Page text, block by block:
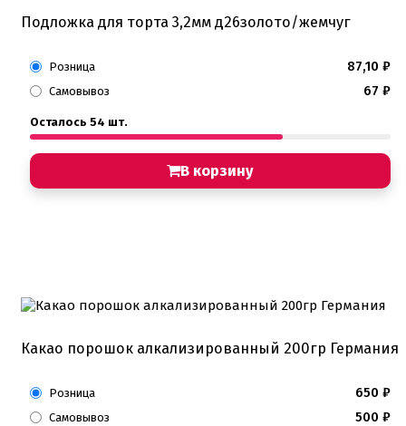
Подложка для торта 3,2мм д26золото/жемчуг
Розница 87,10 ₽
Самовывоз 67 ₽
Осталось 54 шт.
В корзину
Какао порошок алкализированный 200гр Германия
Розница 650 ₽
Самовывоз 500 ₽